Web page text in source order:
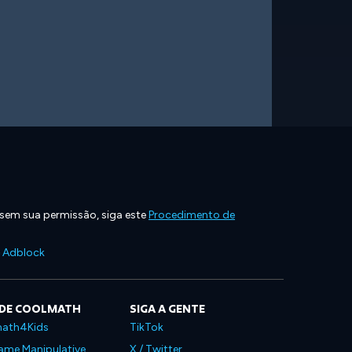
sua permissão, siga esteProcedimento de
Adblock
COOLMATH
Manipulative
SIGA A GENTE
TikTok
X / Twitter